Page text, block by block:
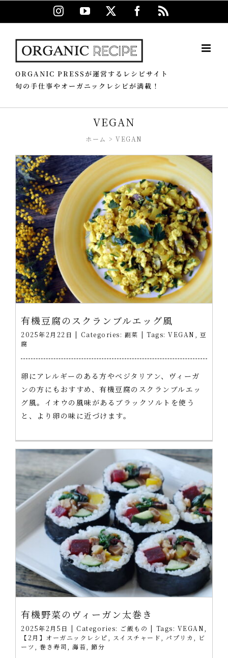
Instagram
YouTube Facebook
ORGANIC PRESSが運営するレシピサイト
旬の手仕事やオーガニックレシピが満載！
VEGAN
ホーム VEGAN
有機豆腐のスクランブルエッグ風
2025年2月22日 | Categories: 副菜 | Tags: VEGAN
豆
腐
卵にアレルギーのある方やベジタリアン、ヴィーガ
ンの方にもおすすめ、有機豆腐のスクランブルエッ
グ風。イオウの風味があるブラックソルトを使う
と、より卵の味に近づけます。
有機野菜のヴィーガン太巻き
2025年2月5日 | Categories: ご飯もの | Tags: VEGAN
【2月】オーガニックレシピ
スイスチャード パプリカ
ビ
ーツ
巻き寿司 海苔 節分